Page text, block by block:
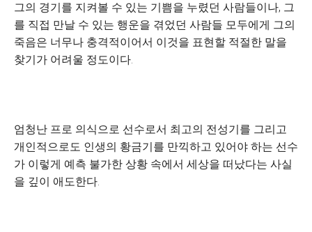
그의 경기를 지켜볼 수 있는 기쁨을 누렸던 사람들이나, 그
를 직접 만날 수 있는 행운을 겪었던 사람들 모두에게 그의
죽음은 너무나 충격적이어서 이것을 표현할 적절한 말을
찾기가 어려울 정도이다.
엄청난 프로 의식으로 선수로서 최고의 전성기를 그리고
개인적으로도 인생의 황금기를 만끽하고 있어야 하는 선수
가 이렇게 예측 불가한 상황 속에서 세상을 떠났다는 사실
을 깊이 애도한다.